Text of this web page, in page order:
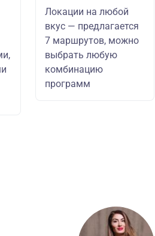
Локации на любой
вкус — предлагается
7 маршрутов, можно
выбрать любую
комбинацию
программ